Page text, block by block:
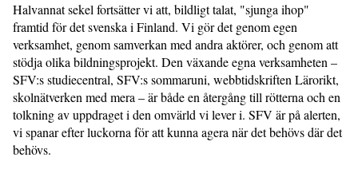
Halvannat sekel fortsätter vi att, bildligt talat, "sjunga ihop"
framtid för det svenska i Finland. Vi gör det genom egen
verksamhet, genom samverkan med andra aktörer, och genom att
stödja olika bildningsprojekt. Den växande egna verksamheten –
SFV:s studiecentral, SFV:s sommaruni, webbtidskriften Lärorikt,
skolnätverken med mera – är både en återgång till rötterna och en
tolkning av uppdraget i den omvärld vi lever i. SFV är på alerten,
vi spanar efter luckorna för att kunna agera när det behövs där det
behövs.